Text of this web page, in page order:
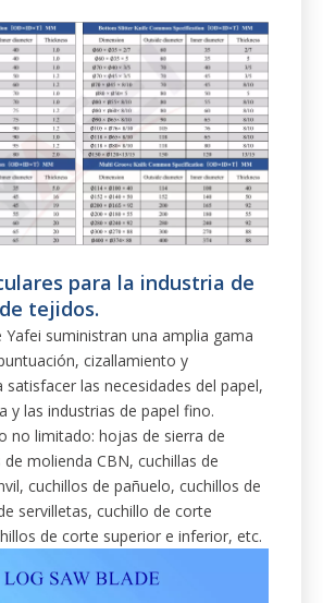
deslizamiento circular
para la industria
en papel.
de procesamiento de papel
no limitado: cuchillos de corte
cuchillo múltiple, cuchillo de plato
de corte transversal, corte, bandas